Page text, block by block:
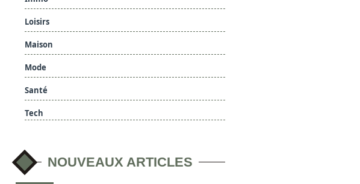
Loisirs
Maison
Mode
Santé
Tech
NOUVEAUX ARTICLES